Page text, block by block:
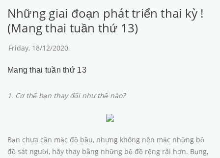
Những giai đoạn phát triển thai kỳ !
(Mang thai tuần thứ 13)
Friday, 18/12/2020
Mang thai tuần thứ 13
1. Cơ thể bạn thay đổi như thế nào?
Bạn chưa cần mặc đồ bầu, nhưng không nên mặc những bộ
đồ sát người, hãy thay bằng những bộ đồ rộng rãi hơn. Bụng,